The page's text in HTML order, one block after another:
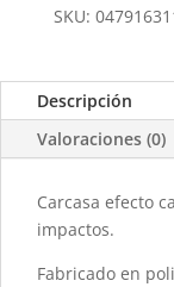
SKU:
Descripción
Valoraciones (0)
Carcasa efecto
impactos.
Fabricado en